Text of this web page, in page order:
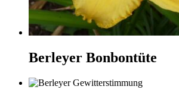
Berleyer Bonbontüte